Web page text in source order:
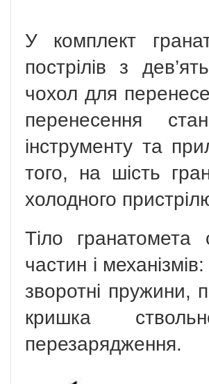
У комплект
пострілів з
чохол для
перенесення
інструменту та
того, на шість
холодного
Тіло гранатомета
частин і
зворотні пружини,
кришка
перезарядження.